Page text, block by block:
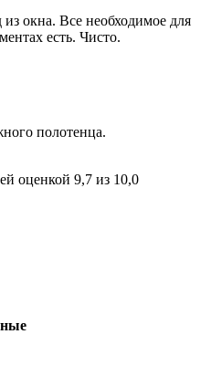
окна. Все необходимое для
есть. Чисто.
полотенца.
оценкой 9,7 из 10,0